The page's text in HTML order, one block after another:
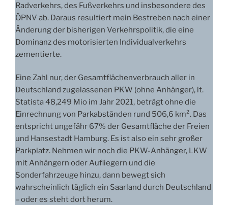
Radverkehrs, des Fußverkehrs und insbesondere des
ÖPNV ab. Daraus resultiert mein Bestreben nach einer
Änderung der bisherigen Verkehrspolitik, die eine
Dominanz des motorisierten Individualverkehrs
zementierte.
Eine Zahl nur, der Gesamtflächenverbrauch aller in
Deutschland zugelassenen PKW (ohne Anhänger), lt.
Statista 48,249 Mio im Jahr 2021, beträgt ohne die
Einrechnung von Parkabständen rund 506,6 km². Das
entspricht ungefähr 67% der Gesamtfläche der Freien
und Hansestadt Hamburg. Es ist also ein sehr großer
Parkplatz. Nehmen wir noch die PKW-Anhänger, LKW
mit Anhängern oder Aufliegern und die
Sonderfahrzeuge hinzu, dann bewegt sich
wahrscheinlich täglich ein Saarland durch Deutschland
– oder es steht dort herum.